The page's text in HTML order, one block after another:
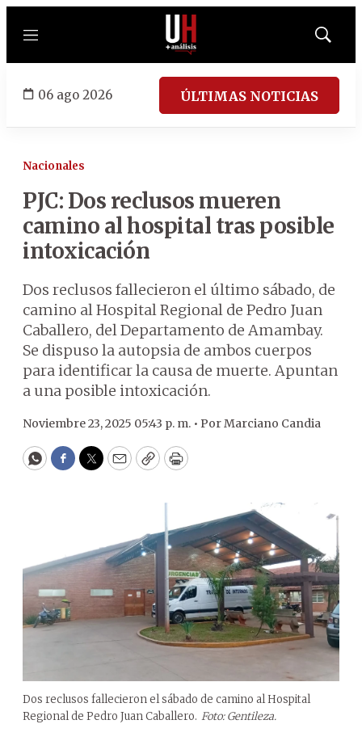
Menú
Mostrar
06 ago 2026 ÚLTIMAS NOTICIAS
Nacionales
PJC: Dos reclusos mueren
camino al hospital tras posible
intoxicación
Dos reclusos fallecieron el último sábado, de
camino al Hospital Regional de Pedro Juan
Caballero, del Departamento de Amambay.
Se dispuso la autopsia de ambos cuerpos
para identificar la causa de muerte. Apuntan
a una posible intoxicación.
Noviembre 23, 2025 05:43 p. m. • PorMarciano Candia
WhatsApp
Facebook
Twitter
EmailCopyPrint
Dos reclusos fallecieron el sábado de camino al Hospital
Regional de Pedro Juan Caballero. Foto: Gentileza.